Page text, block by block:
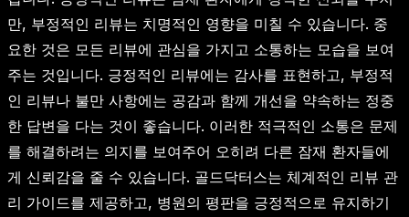
만, 부정적인 리뷰는 치명적인 영향을 미칠 수 있습니다. 중
요한 것은 모든 리뷰에 관심을 가지고 소통하는 모습을 보여
주는 것입니다. 긍정적인 리뷰에는 감사를 표현하고, 부정적
인 리뷰나 불만 사항에는 공감과 함께 개선을 약속하는 정중
한 답변을 다는 것이 좋습니다. 이러한 적극적인 소통은 문제
를 해결하려는 의지를 보여주어 오히려 다른 잠재 환자들에
게 신뢰감을 줄 수 있습니다. 골드닥터스는 체계적인 리뷰 관
리 가이드를 제공하고, 병원의 평판을 긍정적으로 유지하기